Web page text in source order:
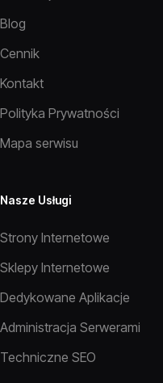
Blog
Cennik
Kontakt
Polityka Prywatności
Mapa serwisu
Nasze Usługi
Strony Internetowe
Sklepy Internetowe
Dedykowane Aplikacje
Administracja Serwerami
Techniczne SEO